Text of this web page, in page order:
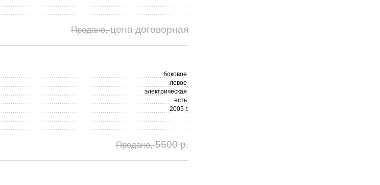
Продано,цена договорная
боковое
левое
электрическая
есть
2005 г.
Продано,5500 р.